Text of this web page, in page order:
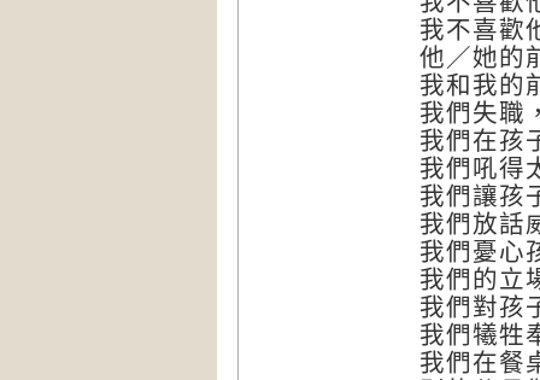
我不喜歡
他／她的
我和我的
我們失職
我們在孩
我們吼得
我們讓孩
我們放話
我們憂心
我們的立
我們對孩
我們犧牲
我們在餐